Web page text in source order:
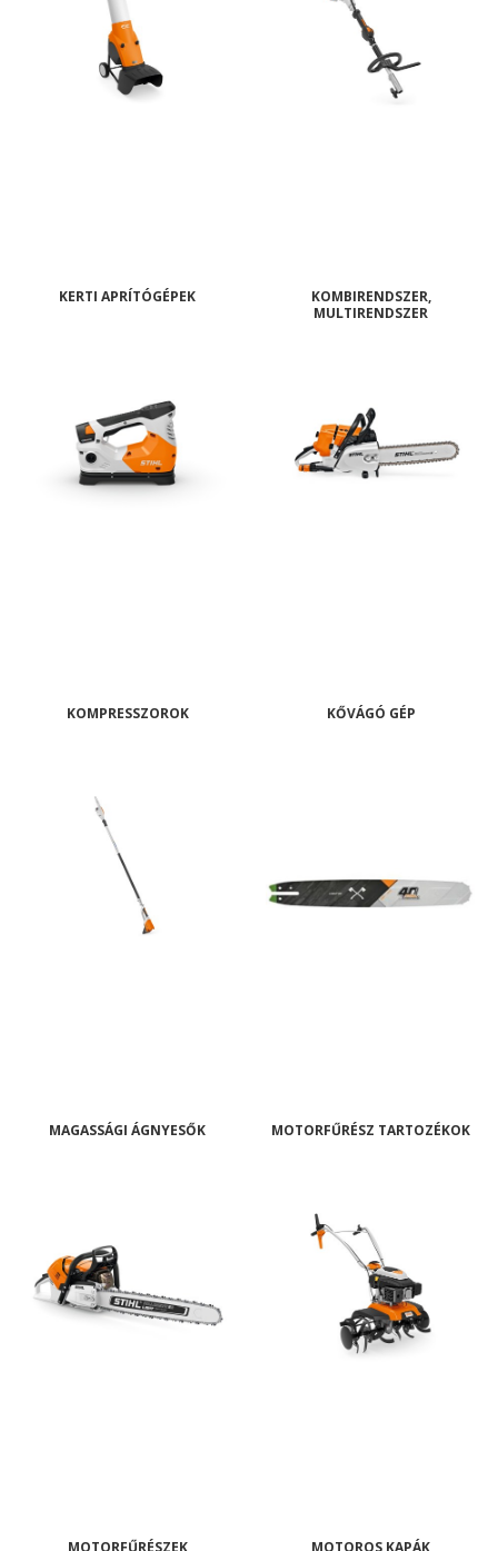
KERTI APRÍTÓGÉPEK
KOMBIRENDSZER,
MULTIRENDSZER
KOMPRESSZOROK KŐVÁGÓ GÉP
MAGASSÁGI ÁGNYESŐK MOTORFŰRÉSZ TARTOZÉKOK
MOTORFŰRÉSZEK MOTOROS KAPÁK